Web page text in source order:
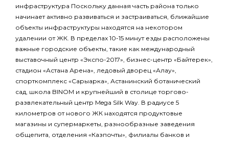
инфраструктура Поскольку данная часть района только
начинает активно развиваться и застраиваться, ближайшие
объекты инфраструктуры находятся на некотором
удалении от ЖК. В пределах 10-15 минут езды расположены
важные городские объекты, такие как международный
выставочный центр «Экспо-2017», бизнес-центр «Байтерек»,
стадион «Астана Арена», ледовый дворец «Алау»,
спорткомплекс «Сарыарка», Астанинский ботанический
сад, школа BINOM и крупнейший в столице торгово-
развлекательный центр Mega Silk Way. В радиусе 5
километров от нового ЖК находятся продуктовые
магазины и супермаркеты, разнообразные заведения
общепита, отделения «Казпочты», филиалы банков и